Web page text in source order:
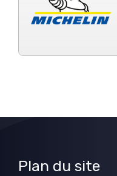
Plan du site